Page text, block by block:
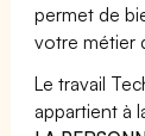
permet de
votre métier
Le travail
appartient à